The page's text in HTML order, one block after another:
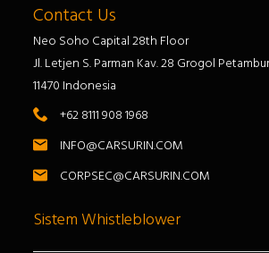
Contact Us
Neo Soho Capital 28th Floor
Jl. Letjen S. Parman Kav. 28 Grogol
11470 Indonesia
+62 8111 908 1968
INFO@CARSURIN.COM
CORPSEC@CARSURIN.COM
Sistem Whistleblower